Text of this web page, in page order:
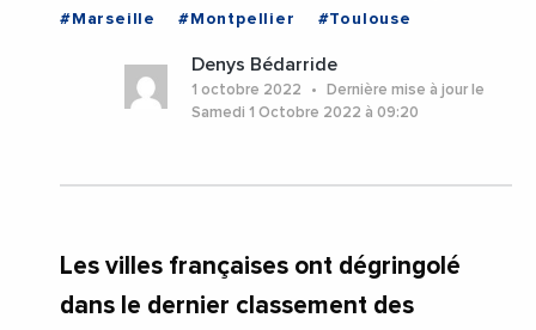
#Marseille
#Montpellier #Toulouse
Denys Bédarride
1 octobre 2022
Dernière mise à jour le
Samedi 1 Octobre 2022 à 09:20
Les villes françaises ont dégringolé
dans le dernier classement des